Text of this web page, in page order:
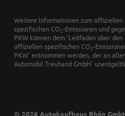
Weitere Informationen zum
spezifischen CO 2-Emissionen und
PKW können dem 'Leitfaden über
offiziellen spezifischen CO 2-
PKW' entnommen werden, der an
Automobil Treuhand GmbH'
© 2026 Autokaufhaus Rhön